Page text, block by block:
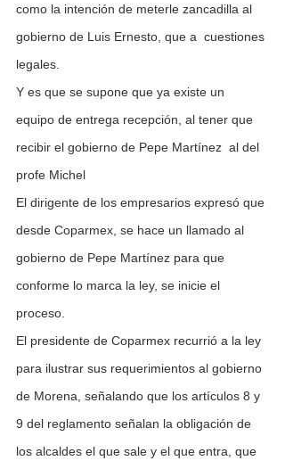
como la intención de meterle zancadilla al
gobierno de Luis Ernesto, que a  cuestiones
legales.
Y es que se supone que ya existe un
equipo de entrega recepción, al tener que
recibir el gobierno de Pepe Martínez  al del
profe Michel
El dirigente de los empresarios expresó que
desde Coparmex, se hace un llamado al
gobierno de Pepe Martínez para que
conforme lo marca la ley, se inicie el
proceso.
El presidente de Coparmex recurrió a la ley
para ilustrar sus requerimientos al gobierno
de Morena, señalando que los artículos 8 y
9 del reglamento señalan la obligación de
los alcaldes el que sale y el que entra, que